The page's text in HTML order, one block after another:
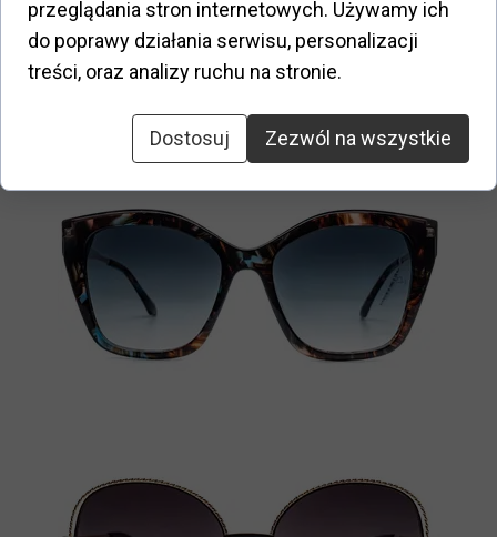
przeglądania stron internetowych. Używamy ich
do poprawy działania serwisu, personalizacji
treści, oraz analizy ruchu na stronie.
Dostosuj Zezwól na wszystkie